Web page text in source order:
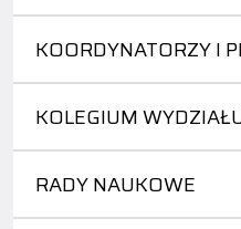
KOORDYNATORZY I
KOLEGIUM
RADY NAUKOWE